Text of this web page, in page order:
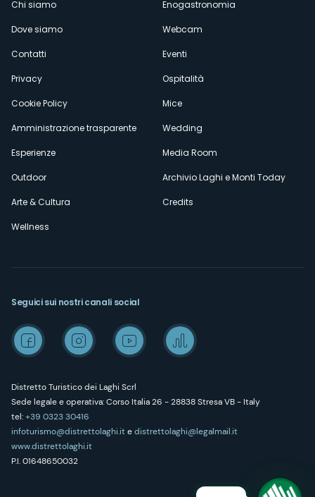
Menù
secondario
Chi siamo
Dove siamo
Contatti
Privacy
Cookie Policy
Amministrazione trasparente
Esperienze
Outdoor
Arte & Cultura
Wellness
Enogastronomia
Webcam
Eventi
Ospitalità
Mice
Wedding
Media Room
Archivio Laghi e Monti Today
Credits
Distretto Turistico dei Laghi Scrl
Sede legale e operativa: Corso Italia 26 - 28838 Stresa VB - Italy
tel:+39 0323 30416
infoturismo@distrettolaghi.itedistrettolaghi@legalmail.it
www.distrettolaghi.it
P.I. 01648650032
Seguici sui nostri canali social